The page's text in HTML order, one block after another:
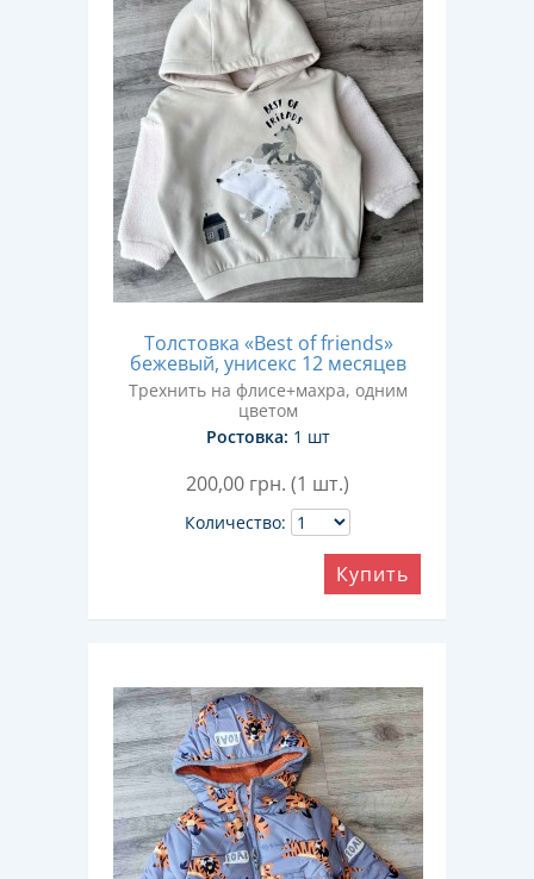
Толстовка «Best of friends»
бежевый, унисекс 12 месяцев
Трехнить на флисе+махра, одним
цветом
Ростовка: 1 шт
200,00 грн. (1 шт.)
Количество:
Купить